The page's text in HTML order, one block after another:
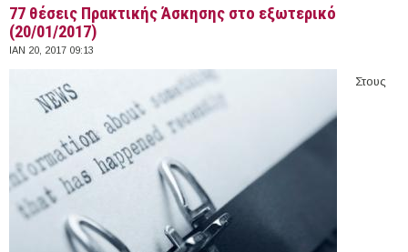
77 θέσεις Πρακτικής Άσκησης στο εξωτερικό
(20/01/2017)
ΙΑΝ 20, 2017 09:13
Στους